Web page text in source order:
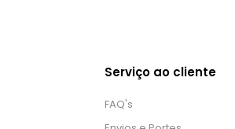
Serviço ao cliente
FAQ's